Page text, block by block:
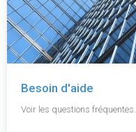
Besoin d'aide
Voir les questions fréquentes.